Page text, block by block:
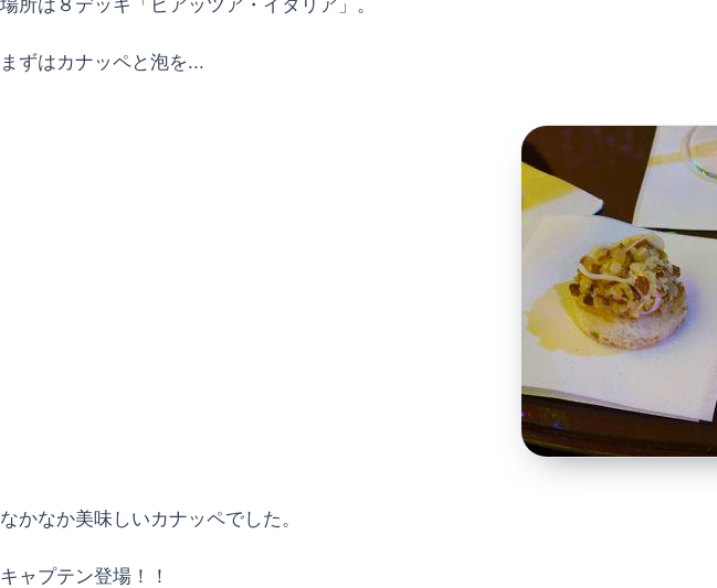
場所は８デッキ「ピアッツア・イタリア」。
まずはカナッペと泡を...
なかなか美味しいカナッペでした。
キャプテン登場！！